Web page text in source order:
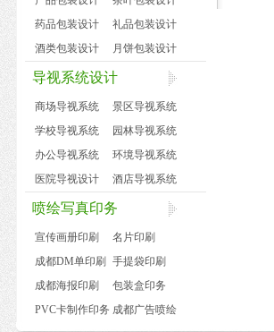
药品包装设计
礼品包装设计
酒类包装设计
月饼包装设计
导视系统设计
商场导视系统
景区导视系统
学校导视系统
园林导视系统
办公导视系统
环境导视系统
医院导视设计
酒店导视系统
喷绘写真印务
宣传画册印刷
名片印刷
成都DM单印刷
手提袋印刷
成都海报印刷
包装盒印务
PVC卡制作印务 成都广告喷绘